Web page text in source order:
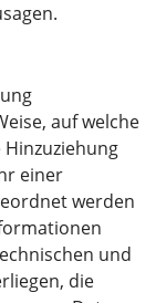
auf welche
einer
werden
und
die